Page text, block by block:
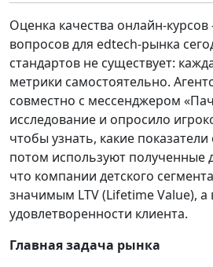
Оценка качества онлайн-
вопросов для edtech-рынка
стандартов не существует:
метрики самостоятельно.
совместно с мессенджером
исследование и опросило
чтобы узнать, какие
потом используют полученные
что компании детского
значимым LTV (Lifetime Value), а
удовлетворенности клиента.
Главная задача рынка